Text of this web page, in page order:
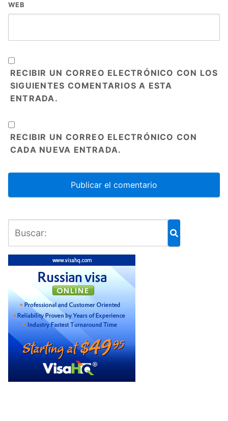
WEB
RECIBIR UN CORREO ELECTRÓNICO CON LOS
SIGUIENTES COMENTARIOS A ESTA
ENTRADA.
RECIBIR UN CORREO ELECTRÓNICO CON
CADA NUEVA ENTRADA.